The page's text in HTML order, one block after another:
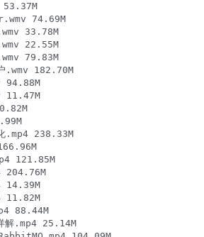
53.37M
74.69M
33.78M
22.55M
79.83M
.wmv 182.70M
94.88M
11.47M
.mp4 238.33M
121.85M
204.76M
14.39M
11.82M
88.44M
解.mp4 25.14M